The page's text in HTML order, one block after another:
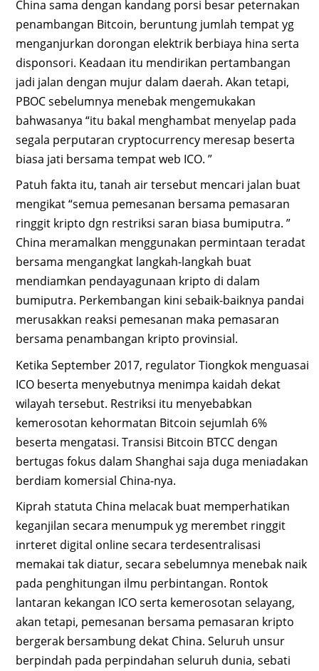
China sama dengan kandang porsi besar peternakan
penambangan Bitcoin, beruntung jumlah tempat yg
menganjurkan dorongan elektrik berbiaya hina serta
disponsori. Keadaan itu mendirikan pertambangan
jadi jalan dengan mujur dalam daerah. Akan tetapi,
PBOC sebelumnya menebak mengemukakan
bahwasanya “itu bakal menghambat menyelap pada
segala perputaran cryptocurrency meresap beserta
biasa jati bersama tempat web ICO. ”
Patuh fakta itu, tanah air tersebut mencari jalan buat
mengikat “semua pemesanan bersama pemasaran
ringgit kripto dgn restriksi saran biasa bumiputra. ”
China meramalkan menggunakan permintaan teradat
bersama mengangkat langkah-langkah buat
mendiamkan pendayagunaan kripto di dalam
bumiputra. Perkembangan kini sebaik-baiknya pandai
merusakkan reaksi pemesanan maka pemasaran
bersama penambangan kripto provinsial.
Ketika September 2017, regulator Tiongkok menguasai
ICO beserta menyebutnya menimpa kaidah dekat
wilayah tersebut. Restriksi itu menyebabkan
kemerosotan kehormatan Bitcoin sejumlah 6%
beserta mengatasi. Transisi Bitcoin BTCC dengan
bertugas fokus dalam Shanghai saja duga meniadakan
berdiam komersial China-nya.
Kiprah statuta China melacak buat memperhatikan
keganjilan secara menumpuk yg merembet ringgit
inrteret digital online secara terdesentralisasi
memakai tak diatur, secara sebelumnya menebak naik
pada penghitungan ilmu perbintangan. Rontok
lantaran kekangan ICO serta kemerosotan selayang,
akan tetapi, pemesanan bersama pemasaran kripto
bergerak bersambung dekat China. Seluruh unsur
berpindah pada perpindahan seluruh dunia, sebati